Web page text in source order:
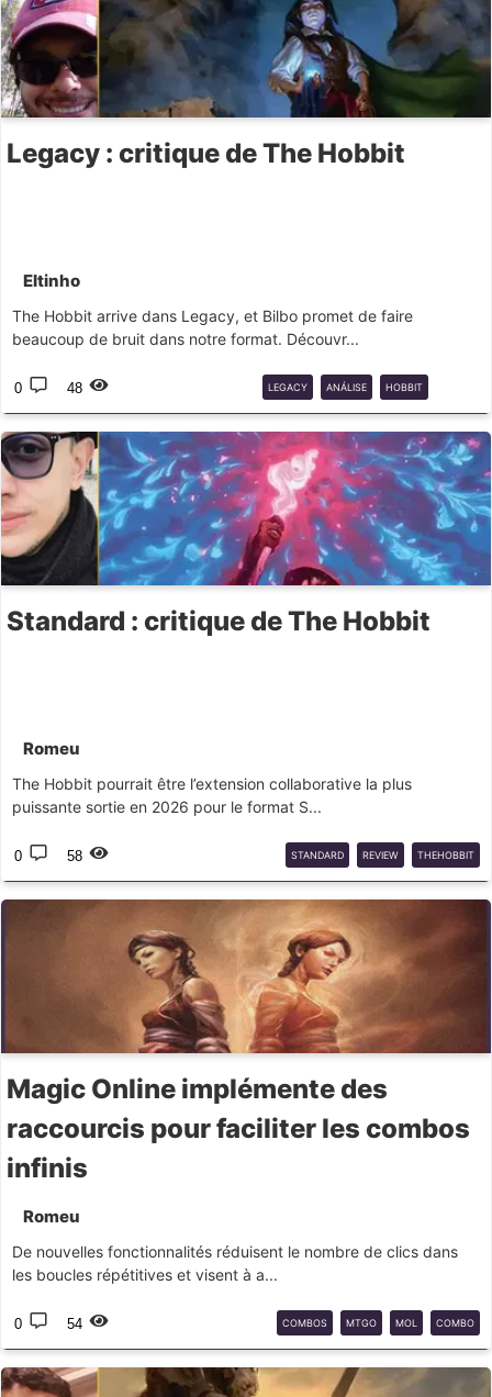
Legacy : critique de The Hobbit
Eltinho
The Hobbit arrive dans Legacy, et Bilbo promet de faire
beaucoup de bruit dans notre format. Découvr...
0 48 LEGACY ANÁLISE HOBBIT
SPOILER
Standard : critique de The Hobbit
Romeu
The Hobbit pourrait être l’extension collaborative la plus
puissante sortie en 2026 pour le format S...
0 58 STANDARD REVIEW THEHOBBIT
Magic Online implémente des
raccourcis pour faciliter les combos
infinis
Romeu
De nouvelles fonctionnalités réduisent le nombre de clics dans
les boucles répétitives et visent à a...
0 54 COMBOS MTGO MOL COMBO